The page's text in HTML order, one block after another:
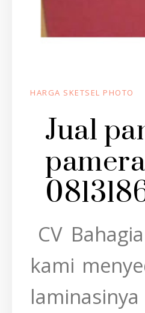
HARGA SKETSEL PHOTO
Jual
CV
kami